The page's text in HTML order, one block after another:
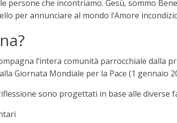
persone che incontriamo. Gesù, sommo
per annunciare al mondo l’Amore
l’intera comunità parrocchiale dalla
Giornata Mondiale per la Pace (1 gennaio
sono progettati in base alle diverse